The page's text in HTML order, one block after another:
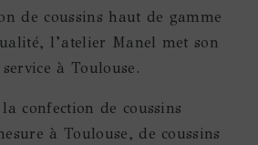
de coussins haut de gamme
l’atelier Manel met son
à Toulouse.
confection de coussins
à Toulouse, de coussins